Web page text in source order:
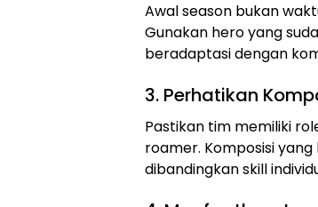
Awal season bukan
Gunakan hero yang
beradaptasi dengan
3. Perhatikan
Pastikan tim memiliki
roamer. Komposisi
dibandingkan skill